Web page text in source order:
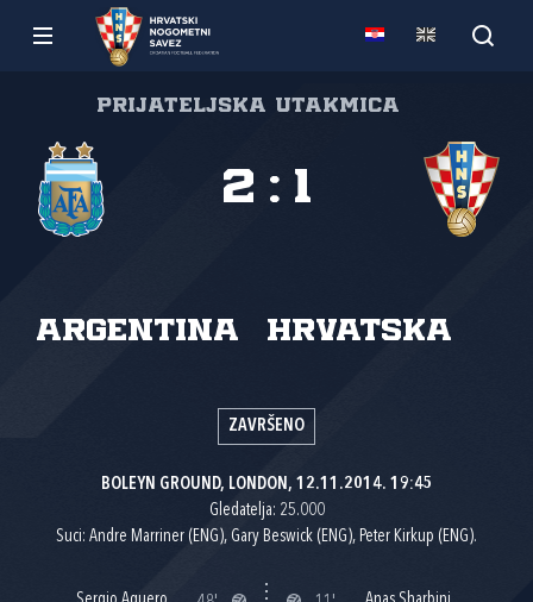
Prijateljska utakmica
Argentina Hrvatska
2 : 1
ZAVRŠENO
BOLEYN GROUND, LONDON, 12.11.2014. 19:45
Gledatelja: 25.000
Suci: Andre Marriner (ENG), Gary Beswick (ENG), Peter Kirkup (ENG).